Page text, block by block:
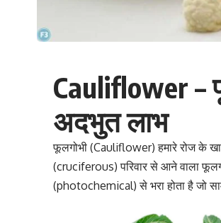
Cauliflower –
अदभुत लाभ
फूलगोभी (Cauliflower) हमारे रोज के
(cruciferous) परिवार से आने वाला
(photochemical) से भरा होता है जो